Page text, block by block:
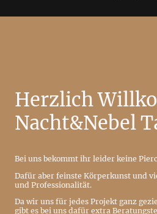
Herzlich
Nacht&Nebel
Bei uns bekommt ihr leider keine
Dafür aber feinste Körperkunst und
und Professionalität.
Da wir uns für jedes Projekt ganz
gibt es bei uns dafür extra